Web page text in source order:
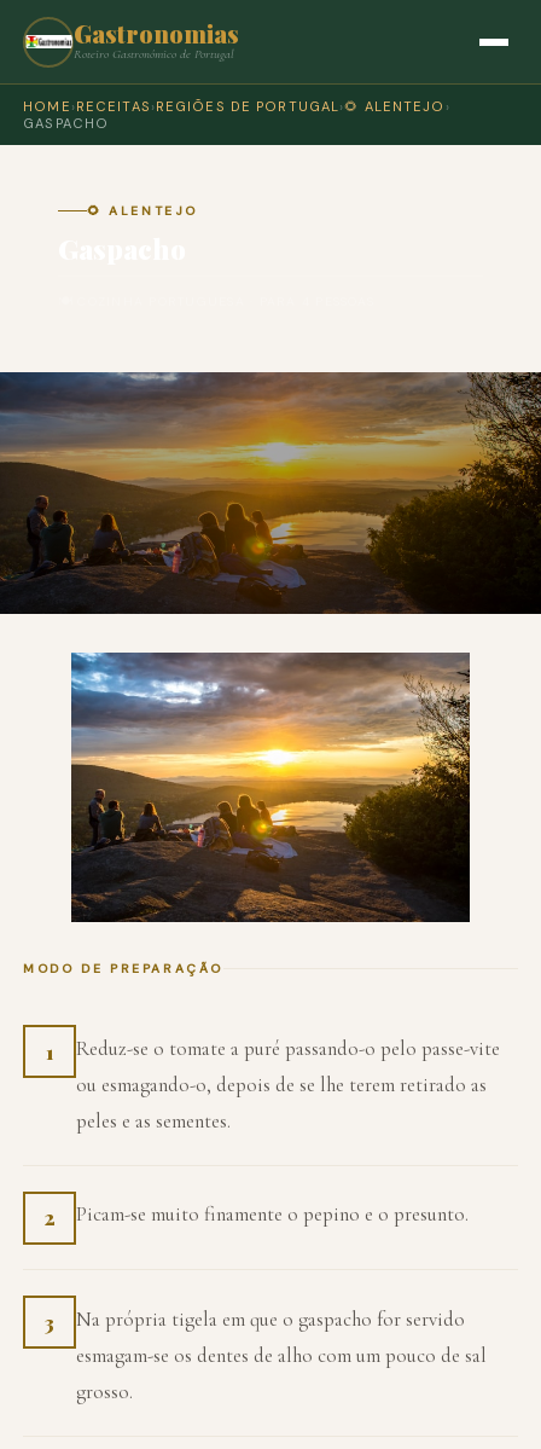
Gastronomias
Roteiro Gastronómico de Portugal
HOME › RECEITAS › REGIÕES DE PORTUGAL›🌻 ALENTEJO ›
GASPACHO
🌻 ALENTEJO
MODO DE PREPARAÇÃO
1
Reduz-se o tomate a puré passando-o pelo passe-vite
ou esmagando-o, depois de se lhe terem retirado as
peles e as sementes.
2 Picam-se muito finamente o pepino e o presunto.
3
Na própria tigela em que o gaspacho for servido
esmagam-se os dentes de alho com um pouco de sal
grosso.